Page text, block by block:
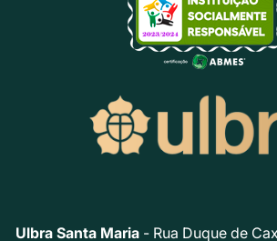
Ulbra Santa Maria- Rua Duque de